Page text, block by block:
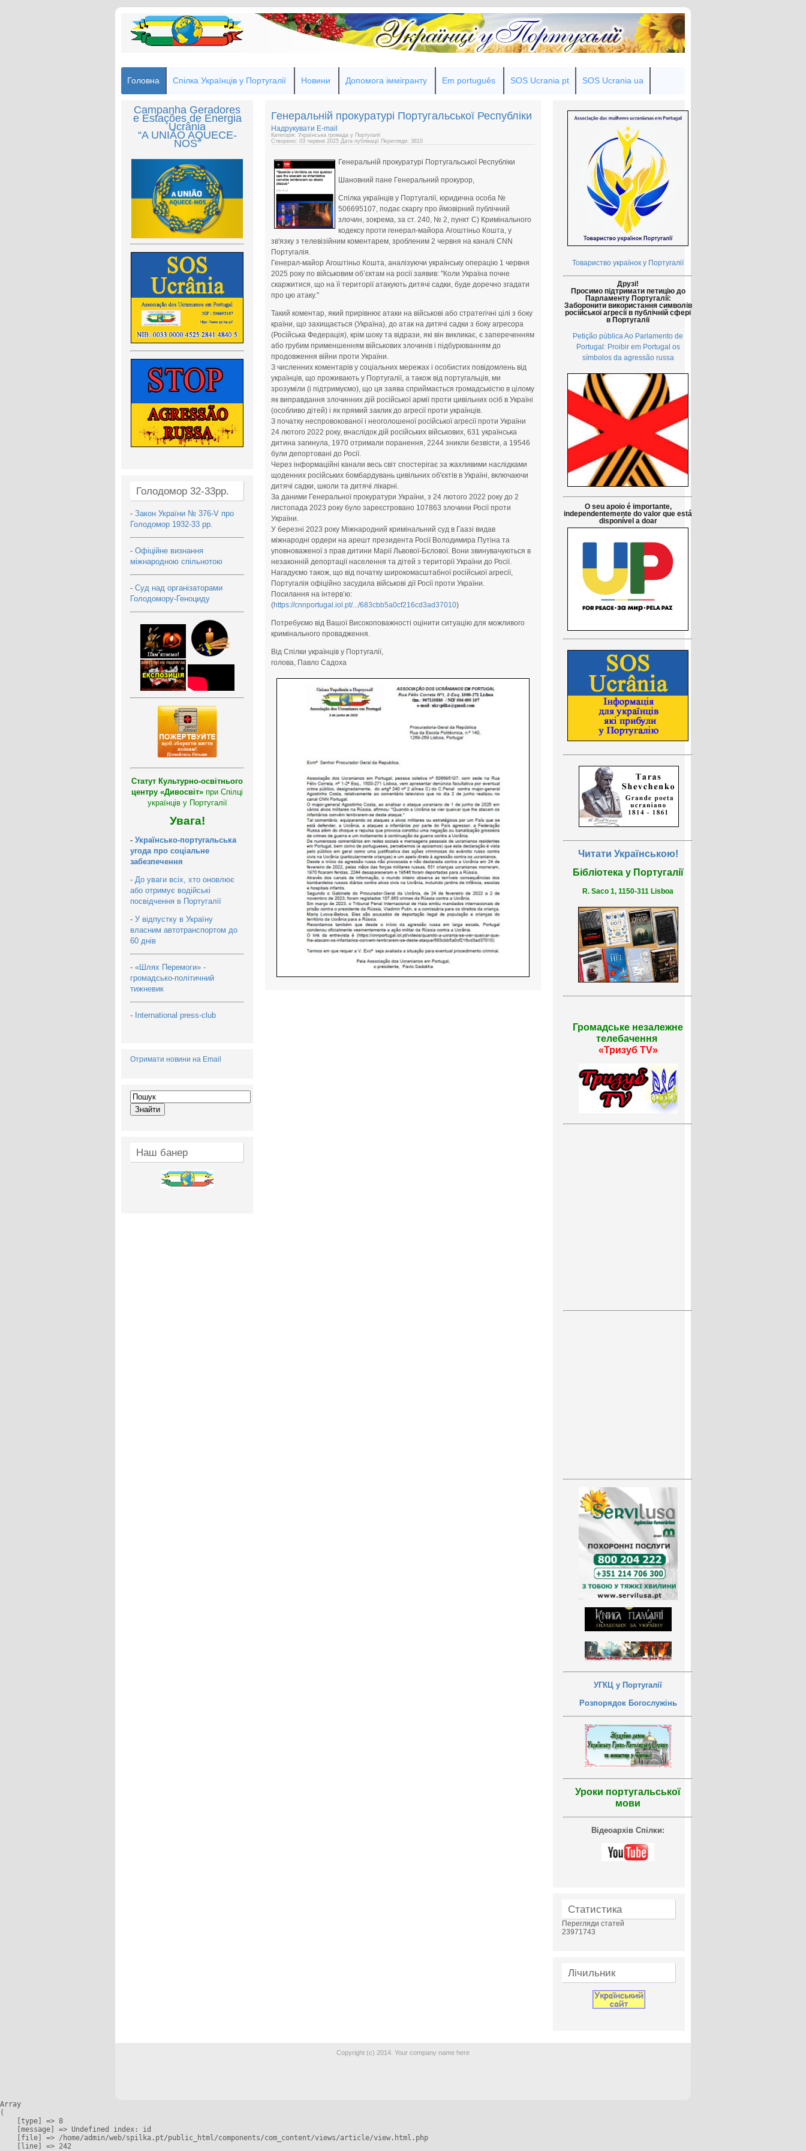
Головна Спілка Українців у Португалії Новини Допомога іммігранту Em português SOS Ucrania pt SOS Ucrania ua
Campanha Geradores
e Estações de Energia
Ucrânia
“A UNIÃO AQUECE-
NOS”
Голодомор 32-33рр.
- Закон України № 376-V про
Голодомор 1932-33 рр.
- Офіційне визнання
міжнародною спільнотою
- Суд над організаторами
Голодомору-Геноциду
Статут Культурно-освітнього
центру «Дивосвіт» при Спілці
українців у Португалії
Увага!
- Українсько-португальська
угода про соціальне
забезпечення
- До уваги всіх, хто оновлює
або отримує водійські
посвідчення в Португалії
- У відпустку в Україну
власним автотранспортом до
60 днів
- «Шлях Перемоги» -
громадсько-політичний
тижневик
- International press-club
Отримати новини на Email
Наш банер
Генеральній прокуратурі Португальської Республіки
Надрукувати E-mail
Категорія: Українська громада у Португалії
Створено: 03 червня 2025 Дата публікації Перегляди: 3810
Генеральній прокуратурі Португальської Республіки
Шановний пане Генеральний прокурор,
Спілка українців у Португалії, юридична особа №
506695107, подає скаргу про ймовірний публічний
злочин, зокрема, за ст. 240, № 2, пункт С) Кримінального
кодексу проти генерал-майора Агоштіньо Кошта, у
зв'язку з телевізійним коментарем, зробленим 2 червня на каналі CNN
Португалія.
Генерал-майор Агоштіньо Кошта, аналізуючи українську операцію 1 червня
2025 року по військовим обʼєктам на росії заявив: "Коли Україна почне
скаржитися, що на її території атакують дитячі садки, буде доречно згадати
про цю атаку."
Такий коментар, який прирівнює атаки на військові або стратегічні цілі з боку
країни, що захищається (Україна), до атак на дитячі садки з боку агресора
(Російська Федерація), крім шоку та відрази, які він викликає, є запереченням
або грубим применшенням військових злочинів і підбурюванням до
продовження війни проти України.
З численних коментарів у соціальних мережах і особистих повідомлень від
українців, що проживають у Португалії, а також від португальців, ми
зрозуміли (і підтримуємо), що ця заява сприймається громадськістю в цілому
як виправдання злочинних дій російської армії проти цивільних осіб в Україні
(особливо дітей) і як прямий заклик до агресії проти українців.
З початку неспровокованої і неоголошеної російської агресії проти України
24 лютого 2022 року, внаслідок дій російських військових, 631 українська
дитина загинула, 1970 отримали поранення, 2244 зникли безвісти, а 19546
були депортовані до Росії.
Через інформаційні канали весь світ спостерігає за жахливими наслідками
щоденних російських бомбардувань цивільних об'єктів в Україні, включаючи
дитячі садки, школи та дитячі лікарні.
За даними Генеральної прокуратури України, з 24 лютого 2022 року до 2
листопада 2023 року було зареєстровано 107863 злочини Росії проти
України.
У березні 2023 року Міжнародний кримінальний суд в Гаазі видав
міжнародні ордери на арешт президента Росії Володимира Путіна та
уповноваженої з прав дитини Марії Львової-Бєлової. Вони звинувачуються в
незаконній депортації населення та дітей з території України до Росії.
Нагадуємо також, що від початку широкомасштабної російської агресії,
Португалія офіційно засудила військові дії Росії проти України.
Посилання на інтерв’ю:
(https://cnnportugal.iol.pt/.../683cbb5a0cf216cd3ad37010)
Потребуємо від Вашої Високоповажності оцінити ситуацію для можливого
кримінального провадження.
Від Спілки українців у Португалії,
голова, Павло Садоха
Товариство українок у Португалії
Друзі!
Просимо підтримати петицію до
Парламенту Португалії:
Заборонити використання символів
російської агресії в публічній сфері
в Португалії
Petição pública Ao Parlamento de
Portugal: Proibir em Portugal os
símbolos da agressão russa
O seu apoio é importante,
independentemente do valor que está
disponível a doar
Читати Українською!
Бібліотека у Португалії
R. Saco 1, 1150-311 Lisboa
Громадське незалежне
телебачення
«Тризуб TV»
УГКЦ у Португалії
Розпорядок Богослужінь
Уроки португальської
мови
Відеоархів Спілки:
Статистика
Перегляди статей
23971743
Лічильник
Copyright (c) 2014. Your company name here
Array
(
    [type] => 8
    [message] => Undefined index: id
    [file] => /home/admin/web/spilka.pt/public_html/components/com_content/views/article/view.html.php
    [line] => 242